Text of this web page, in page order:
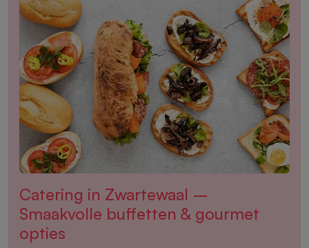
Catering in Zwartewaal –
Smaakvolle buffetten & gourmet
opties